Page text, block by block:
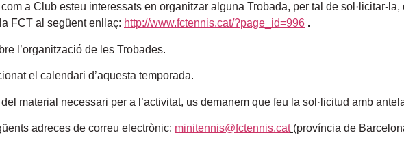
a Club esteu interessats en organitzar alguna Trobada, per tal de sol·licitar-
FCT al següent enllaç: http://www.fctennis.cat/?page_id=996 .
l’organització de les Trobades.
el calendari d’aquesta temporada.
material necessari per a l’activitat, us demanem que feu la sol·licitud amb
adreces de correu electrònic: minitennis@fctennis.cat (província de